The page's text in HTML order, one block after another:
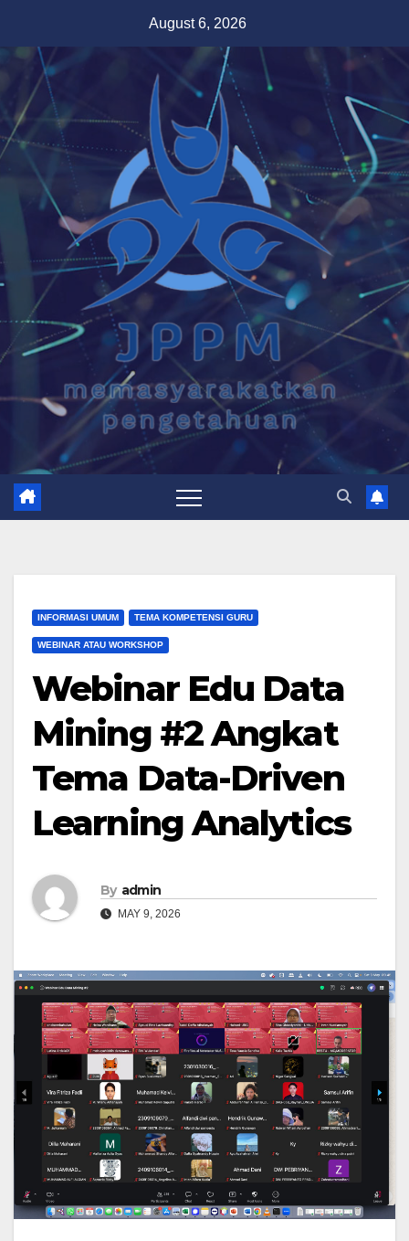
content
August 6, 2026
INFORMASI UMUM TEMA KOMPETENSI GURU
WEBINAR ATAU WORKSHOP
Webinar Edu Data
Mining #2 Angkat
Tema Data-Driven
Learning Analytics
By admin
MAY 9, 2026